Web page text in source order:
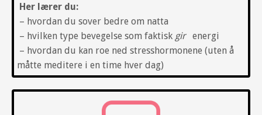
Her lærer du:
– hvordan du sover bedre om natta
– hvilken type bevegelse som faktisk girenergi
– hvordan du kan roe ned stresshormonene (uten å
måtte meditere i en time hver dag)